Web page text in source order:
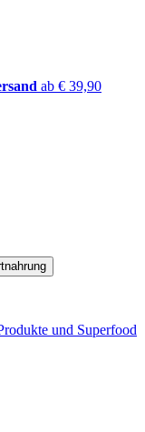
ab € 39,90
und Superfood